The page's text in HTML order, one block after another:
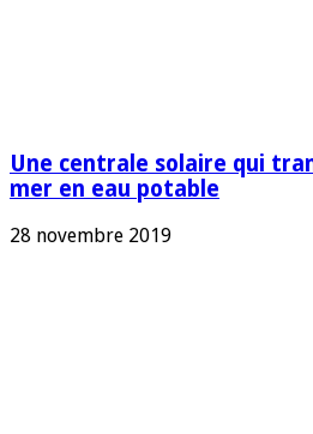
Une centrale solaire qui
mer en eau potable
28 novembre 2019